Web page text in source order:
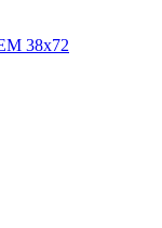
38x72